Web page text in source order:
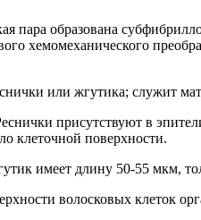
пара образована
или жгутика; служит
присутствуют в
клеточной поверхности.
имеет длину 50-55 мкм,
волосковых клеток